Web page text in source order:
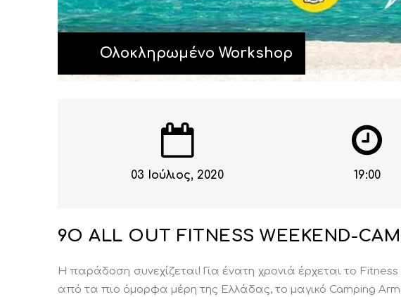
Ολοκληρωμένο Workshop
03 Ιούλιος, 2020 19:00
9O ALL OUT FITNESS WEEKEND-
H παράδοση συνεχίζεται! Για ένατη χρονιά έρχεται το
από τα πιο όμορφα μέρη της Ελλάδας, το μαγικό Camping